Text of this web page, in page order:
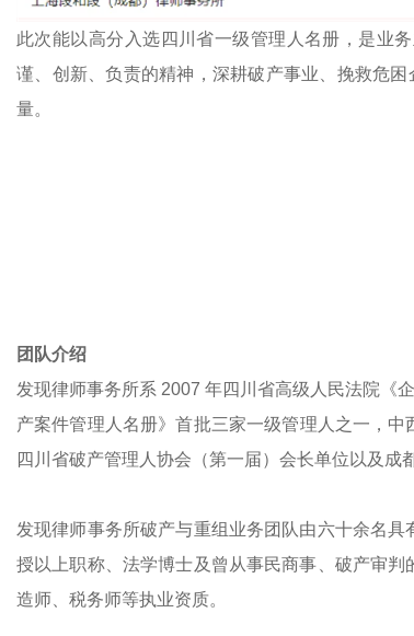
此次能以高分入选四川省一级管理人名册，是业
谨、创新、负责的精神，深耕破产事业、挽救危
量。
团队介绍
发现律师事务所系 2007 年四川省高级人民法院《
产案件管理人名册》首批三家一级管理人之一，
四川省破产管理人协会（第一届）会长单位以及成
发现律师事务所破产与重组业务团队由六十余名
授以上职称、法学博士及曾从事民商事、破产审
造师、税务师等执业资质。